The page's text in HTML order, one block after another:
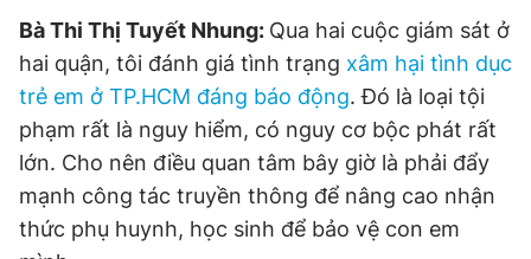
Theo dõi báo trên
Hotline
0906 645 777
Liên hệ quảng cáo
0908 780 404
Bà Thi Thị Tuyết Nhung: Qua hai cuộc giám sát ở
hai quận, tôi đánh giá tình trạng xâm hại tình dục
trẻ em ở TP.HCM đáng báo động. Đó là loại tội
phạm rất là nguy hiểm, có nguy cơ bộc phát rất
lớn. Cho nên điều quan tâm bây giờ là phải đẩy
mạnh công tác truyền thông để nâng cao nhận
thức phụ huynh, học sinh để bảo vệ con em